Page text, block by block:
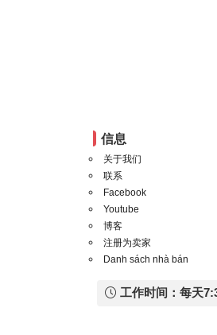
信息
关于我们
联系
Facebook
Youtube
博客
注册为卖家
Danh sách nhà bán
工作时间：每天